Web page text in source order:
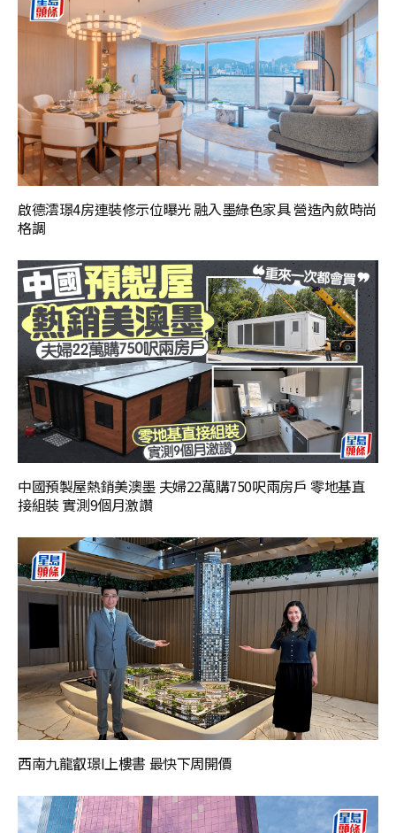
啟德澐璟4房連裝修示位曝光 融入墨綠色家具 營造內斂時尚
格調
中國預製屋熱銷美澳墨 夫婦22萬購750呎兩房戶 零地基直
接組裝 實測9個月激讚
西南九龍叡璟I上樓書 最快下周開價